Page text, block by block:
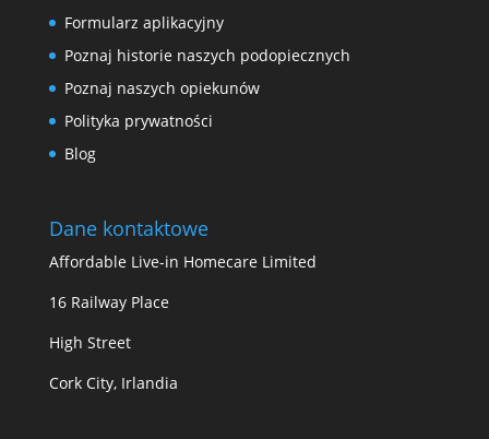
Formularz aplikacyjny
Poznaj historie naszych podopiecznych
Poznaj naszych opiekunów
Polityka prywatności
Blog
Dane kontaktowe
Affordable Live-in Homecare Limited
16 Railway Place
High Street
Cork City, Irlandia